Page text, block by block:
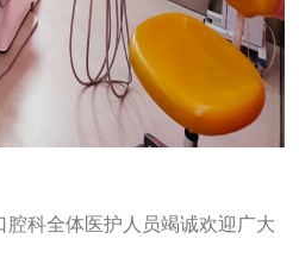
科全体医护人员竭诚欢迎广大